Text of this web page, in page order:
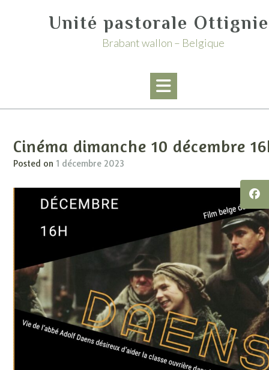
Unité pastorale
Brabant wallon – Belgique
Cinéma dimanche 10 décembre
Posted on 1 décembre 2023